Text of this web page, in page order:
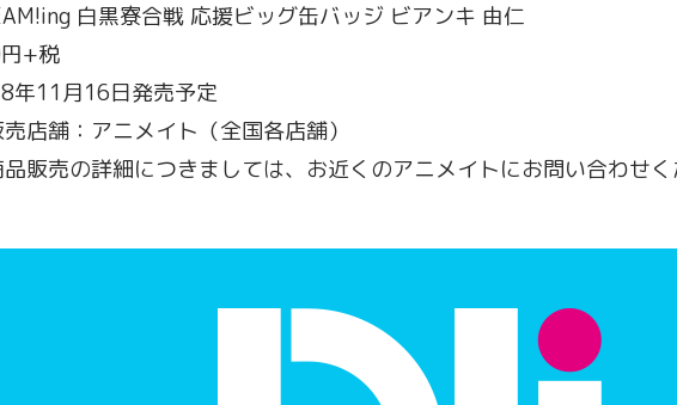
白黒寮合戦 応援ビッグ缶バッジ ビアンキ 由仁
+税
年11月16日発売予定
店舗：アニメイト（全国各店舗）
販売の詳細につきましては、お近くのアニメイトにお問い合わせ